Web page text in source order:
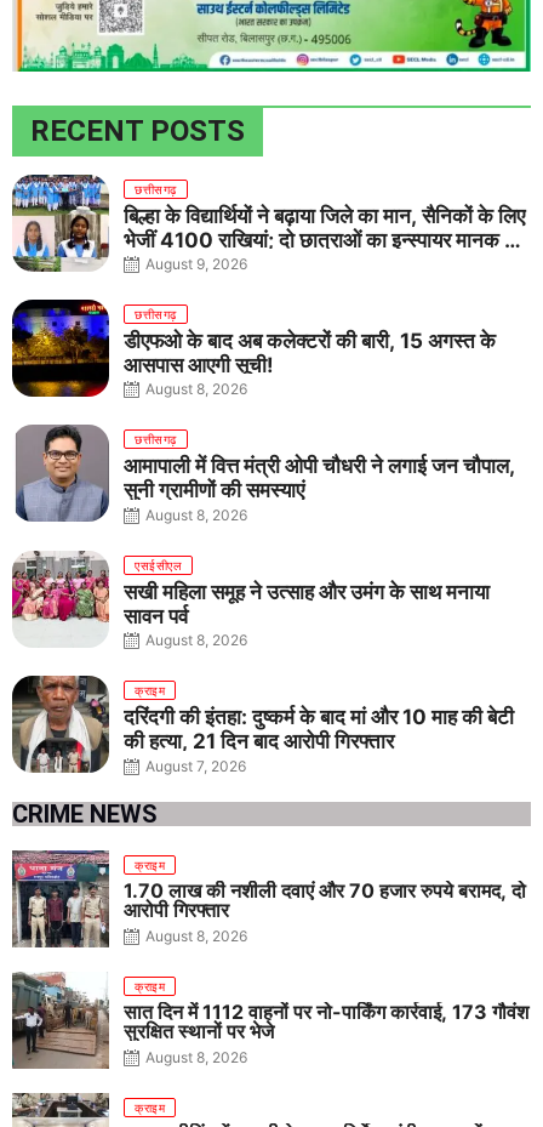
RECENT POSTS
छत्तीसगढ़
बिल्हा के विद्यार्थियों ने बढ़ाया जिले का मान, सैनिकों के लिए
भेजीं 4100 राखियां; दो छात्राओं का इन्स्पायर मानक में
राष्ट्रीय चयन
August 9, 2026
छत्तीसगढ़
डीएफओ के बाद अब कलेक्टरों की बारी, 15 अगस्त के
आसपास आएगी सूची!
August 8, 2026
छत्तीसगढ़
आमापाली में वित्त मंत्री ओपी चौधरी ने लगाई जन चौपाल,
सुनी ग्रामीणों की समस्याएं
August 8, 2026
एसईसीएल
सखी महिला समूह ने उत्साह और उमंग के साथ मनाया
सावन पर्व
August 8, 2026
क्राइम
दरिंदगी की इंतहा: दुष्कर्म के बाद मां और 10 माह की बेटी
की हत्या, 21 दिन बाद आरोपी गिरफ्तार
August 7, 2026
CRIME NEWS
क्राइम
1.70 लाख की नशीली दवाएं और 70 हजार रुपये बरामद, दो
आरोपी गिरफ्तार
August 8, 2026
क्राइम
सात दिन में 1112 वाहनों पर नो-पार्किंग कार्रवाई, 173 गौवंश
सुरक्षित स्थानों पर भेजे
August 8, 2026
क्राइम